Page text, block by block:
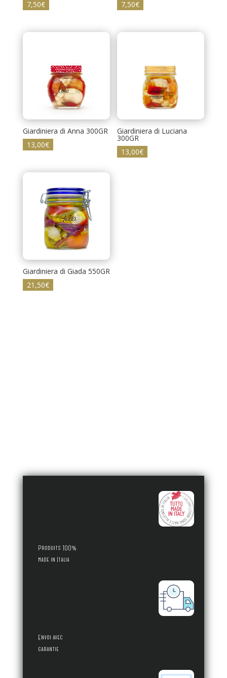
7,50€ 7,50€
Giardiniera di Anna 300GR
13,00€
Giardiniera di Luciana
300GR
13,00€
Giardiniera di Giada 550GR
21,50€
Produits 100%
made in Italia
Envoi avec
garantie